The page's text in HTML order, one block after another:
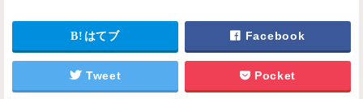
はてブ Facebook
Tweet Pocket